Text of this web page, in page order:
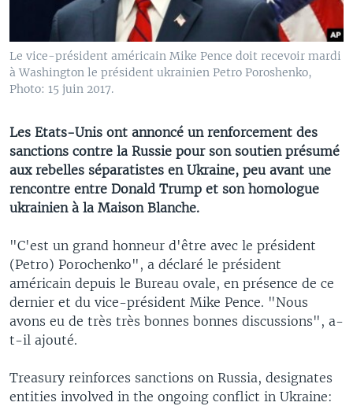
Le vice-président américain Mike Pence doit recevoir mardi
à Washington le président ukrainien Petro Poroshenko,
Photo: 15 juin 2017.
Les Etats-Unis ont annoncé un renforcement des
sanctions contre la Russie pour son soutien présumé
aux rebelles séparatistes en Ukraine, peu avant une
rencontre entre Donald Trump et son homologue
ukrainien à la Maison Blanche.
"C'est un grand honneur d'être avec le président
(Petro) Porochenko", a déclaré le président
américain depuis le Bureau ovale, en présence de ce
dernier et du vice-président Mike Pence. "Nous
avons eu de très très bonnes bonnes discussions", a-
t-il ajouté.
Treasury reinforces sanctions on Russia, designates
entities involved in the ongoing conflict in Ukraine: